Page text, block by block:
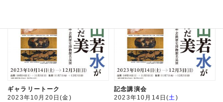
ギャラリートーク
2023年10月20日 金
記念講演会
2023年10月14日 土